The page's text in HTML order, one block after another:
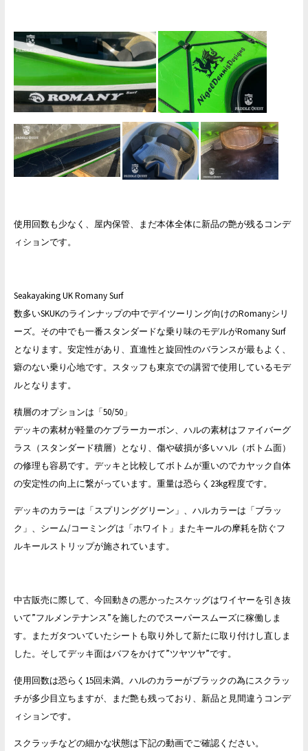
使用回数も少なく、屋内保管、まだ本体全体に新品の艶が残るコンデ
ィションです。
Seakayaking UK Romany Surf
数多いSKUKのラインナップの中でデイツーリング向けのRomanyシリ
ーズ。その中でも一番スタンダードな乗り味のモデルがRomany Surf
となります。安定性があり、直進性と旋回性のバランスが最もよく、
癖のない乗り心地です。スタッフも東京での講習で使用しているモデ
ルとなります。
積層のオプションは「50/50」
デッキの素材が軽量のケブラーカーボン、ハルの素材はファイバーグ
ラス（スタンダード積層）となり、傷や破損が多いハル（ボトム面）
の修理も容易です。デッキと比較してボトムが重いのでカヤック自体
の安定性の向上に繋がっています。重量は恐らく23kg程度です。
デッキのカラーは「スプリンググリーン」、ハルカラーは「ブラッ
ク」、シーム/コーミングは「ホワイト」またキールの摩耗を防ぐフ
ルキールストリップが施されています。
中古販売に際して、今回動きの悪かったスケッグはワイヤーを引き抜
いて”フルメンテナンス”を施したのでスーパースムーズに稼働しま
す。またガタついていたシートも取り外して新たに取り付けし直しま
した。そしてデッキ面はバフをかけて”ツヤツヤ”です。
使用回数は恐らく15回未満。ハルのカラーがブラックの為にスクラッ
チが多少目立ちますが、まだ艶も残っており、新品と見間違うコンデ
ィションです。
スクラッチなどの細かな状態は下記の動画でご確認ください。